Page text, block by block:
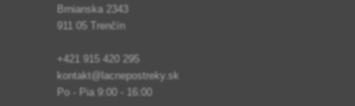
Brnianska 2343
911 05 Trenčín
+421 915 420 295
kontakt@lacnepostreky.sk
Po - Pia 9:00 - 16:00